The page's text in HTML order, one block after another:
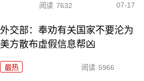
阅读 7632 07-17
外交部：奉劝有关国家不要沦为
美方散布虚假信息帮凶
最热 阅读 5966